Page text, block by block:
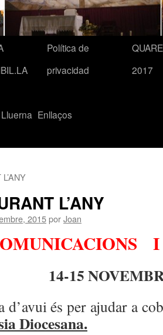
Política de
privacidad
2017
Lluerna Enllaços
L’ANY
2015porJoan
14-15
d’avui és per ajudar a
Diocesana.